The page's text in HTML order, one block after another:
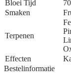
Bloei Tijd
Smaken
Terpenen
Effecten
Bestelinformatie